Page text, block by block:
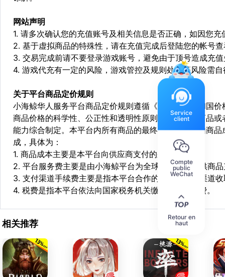
网站声明
1. 请多次确认您的充值账号及相关信息是否正确，如因您
2. 基于虚拟商品的特殊性，请在充值完成后登陆您的帐号
3. 交易完成前请不要登录游戏账号，避免由于顶号造成充
4. 游戏代充有一定的风险，游戏管控及规则处罚等风险需
关于平台商品定价规则
小海鲸华人服务平台商品定价规则遵循《中华人民共和国
商品价格的科学性、公正性和透明性原则，依据相关商品
能力综合制定。本平台内所有商品的最终销售价格均由商
成，具体为：
1. 商品成本主要是本平台向供应商支付的采购成本；
2. 平台服务费主要是由小海鲸平台为全球华人用户提供商
3. 支付渠道手续费主要是指本平台合作的第三方支付渠道
4. 税费是指本平台依法向国家税务机关缴纳的各项税费。
相关推荐
Service
client
Compte
public
WeChat
Retour en
haut